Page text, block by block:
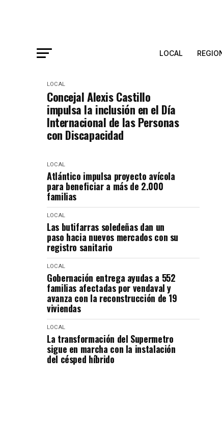
LOCAL
LOCAL
Concejal Alexis Castillo
impulsa la inclusión en el Día
Internacional de las Personas
con Discapacidad
LOCAL
Atlántico impulsa proyecto avícola
para beneficiar a más de 2.000
familias
LOCAL
Las butifarras soledeñas dan un
paso hacia nuevos mercados con su
registro sanitario
LOCAL
Gobernación entrega ayudas a 552
familias afectadas por vendaval y
avanza con la reconstrucción de 19
viviendas
LOCAL
La transformación del Supermetro
sigue en marcha con la instalación
del césped híbrido